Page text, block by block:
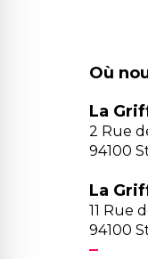
Où
La
2 Rue
94100
La
11 Rue
94100